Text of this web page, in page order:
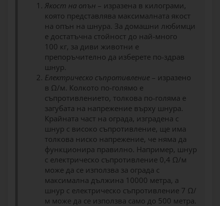
Якост на опън – изразена в килограми,
която представлява максималната якост
на опън на шнура. За домашни любимци
е достатъчна стойност до най-много
100 кг, за диви животни е
препоръчително да изберете по-здрав
шнур.
Електрическо съпротивление – изразено
в Ω/м. Колкото по-голямо е
съпротивлението, толкова по-голяма е
загубата на напрежение върху шнура.
Крайната част на ограда, изградена с
шнур с високо съпротивление, ще има
толкова ниско напрежение, че няма да
функционира правилно. Например, шнур
с електрическо съпротивление 0,4 Ω/м
може да се използва за ограда с
максимална дължина 10000 метра, а
шнур с електрическо съпротивление 7 Ω/
м може да се използва само до 500 метра.